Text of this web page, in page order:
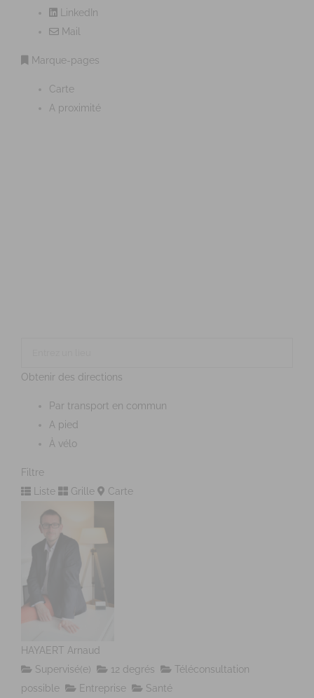
LinkedIn
Mail
Marque-pages
Carte
A proximité
Obtenir des directions
Par transport en commun
A pied
À vélo
Filtre
Liste
Grille Carte
HAYAERT Arnaud
Supervisé(e)
12 degrés
Téléconsultation
possible
Entreprise
Santé